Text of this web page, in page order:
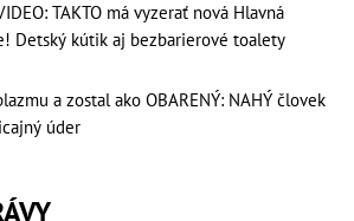
TAKTO má vyzerať nová Hlavná
Detský kútik aj bezbarierové toalety
a zostal ako OBARENÝ: NAHÝ človek
úder